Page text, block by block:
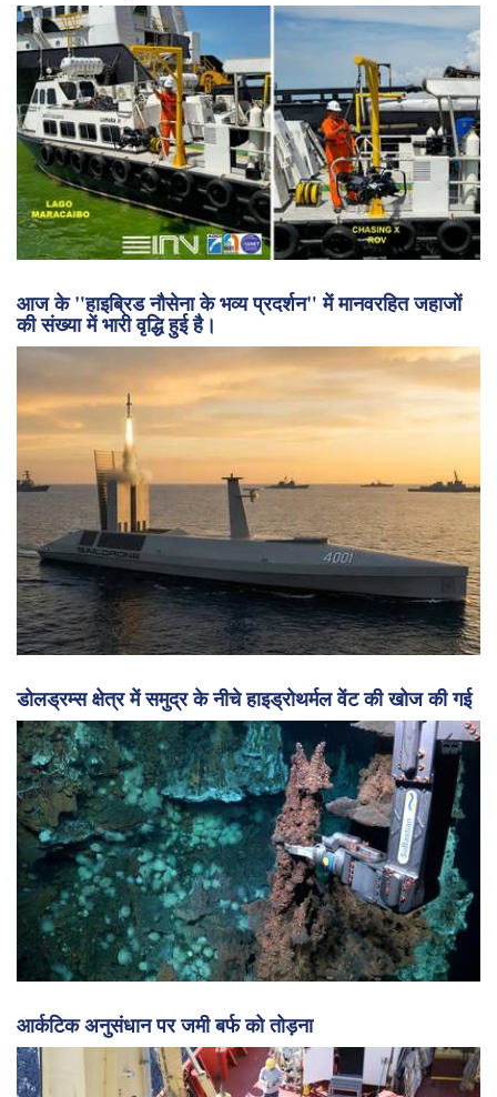
आज के "हाइब्रिड नौसेना के भव्य प्रदर्शन" में मानवरहित जहाजों
की संख्या में भारी वृद्धि हुई है।
डोलड्रम्स क्षेत्र में समुद्र के नीचे हाइड्रोथर्मल वेंट की खोज की गई
आर्कटिक अनुसंधान पर जमी बर्फ को तोड़ना